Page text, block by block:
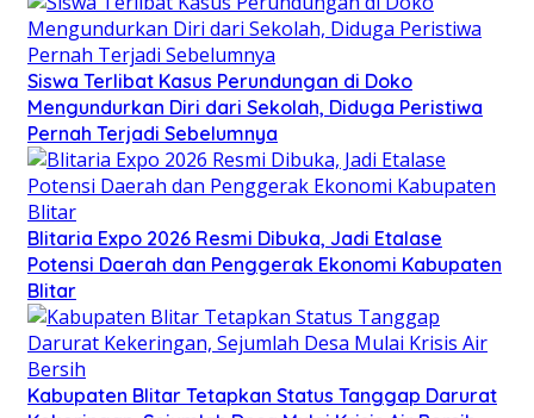
Siswa Terlibat Kasus Perundungan di Doko
Mengundurkan Diri dari Sekolah, Diduga Peristiwa
Pernah Terjadi Sebelumnya
Blitaria Expo 2026 Resmi Dibuka, Jadi Etalase
Potensi Daerah dan Penggerak Ekonomi Kabupaten
Blitar
Kabupaten Blitar Tetapkan Status Tanggap Darurat